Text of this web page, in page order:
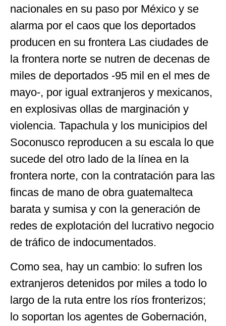
nacionales en su paso por México y se
alarma por el caos que los deportados
producen en su frontera Las ciudades de
la frontera norte se nutren de decenas de
miles de deportados -95 mil en el mes de
mayo-, por igual extranjeros y mexicanos,
en explosivas ollas de marginación y
violencia. Tapachula y los municipios del
Soconusco reproducen a su escala lo que
sucede del otro lado de la línea en la
frontera norte, con la contratación para las
fincas de mano de obra guatemalteca
barata y sumisa y con la generación de
redes de explotación del lucrativo negocio
de tráfico de indocumentados.
Como sea, hay un cambio: lo sufren los
extranjeros detenidos por miles a todo lo
largo de la ruta entre los ríos fronterizos;
lo soportan los agentes de Gobernación,